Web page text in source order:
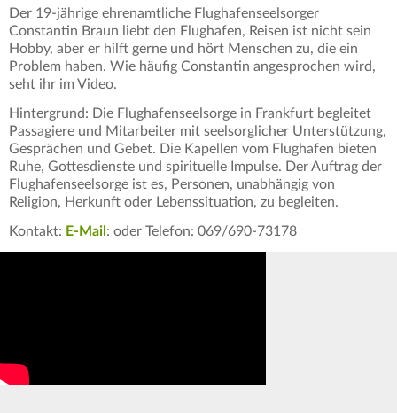
Der 19-jährige ehrenamtliche Flughafenseelsorger
Constantin Braun liebt den Flughafen, Reisen ist nicht sein
Hobby, aber er hilft gerne und hört Menschen zu, die ein
Problem haben. Wie häufig Constantin angesprochen wird,
seht ihr im Video.
Hintergrund: Die Flughafenseelsorge in Frankfurt begleitet
Passagiere und Mitarbeiter mit seelsorglicher Unterstützung,
Gesprächen und Gebet. Die Kapellen vom Flughafen bieten
Ruhe, Gottesdienste und spirituelle Impulse. Der Auftrag der
Flughafenseelsorge ist es, Personen, unabhängig von
Religion, Herkunft oder Lebenssituation, zu begleiten.
Kontakt: E-Mail : oder Telefon: 069/690-73178